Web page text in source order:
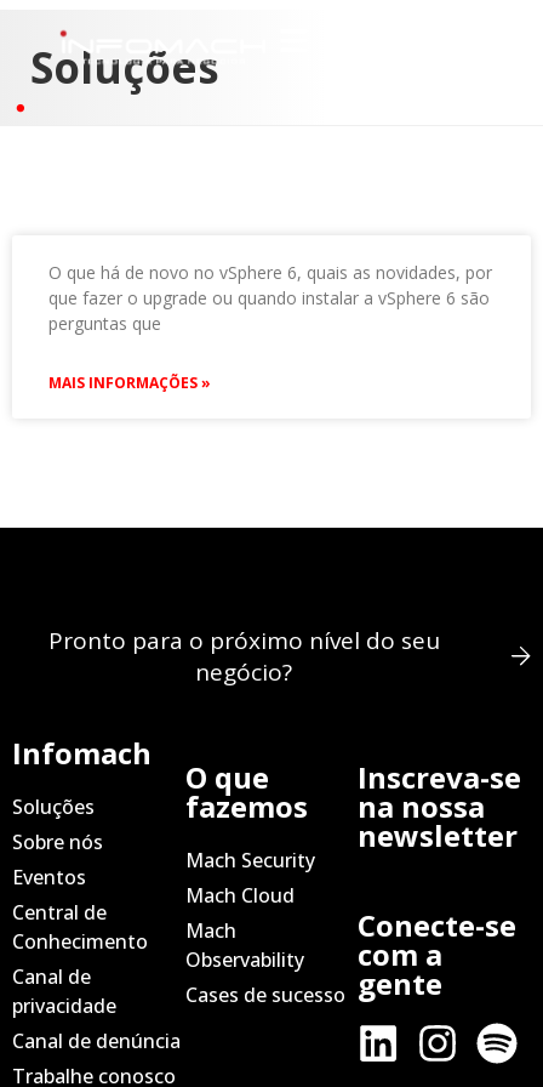
Soluções
O que há de novo no vSphere 6, quais as novidades, por
que fazer o upgrade ou quando instalar a vSphere 6 são
perguntas que
MAIS INFORMAÇÕES »
Pronto para o próximo nível do seu
negócio?
Infomach
Soluções
Sobre nós
Eventos
Central de
Conhecimento
Canal de
privacidade
Canal de denúncia
Trabalhe conosco
O que
fazemos
Mach Security
Mach Cloud
Mach
Observability
Cases de sucesso
Inscreva-se
na nossa
newsletter
Conecte-se
com a
gente